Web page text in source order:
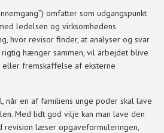
omfatter som udgangspunkt
ledelsen og virksomhedens
hvor revisor finder, at analyser og svar
hænger sammen, vil arbejdet blive
fremskaffelse af eksterne
når en af familiens unge poder skal lave
Med lidt god vilje kan man lave den
revision læser opgaveformuleringen,